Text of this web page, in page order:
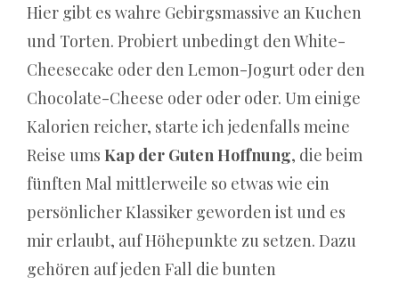
keinen
Regenbogen
über
dem
Land
von
Stumpy
McDoodles
und
seiner
Frau
Penny.
Hier gibt es wahre Gebirgsmassive an Kuchen
und Torten. Probiert unbedingt den White-
Cheesecake oder den Lemon-Jogurt oder den
Chocolate-Cheese oder oder oder. Um einige
Kalorien reicher, starte ich jedenfalls meine
Reise ums Kap der Guten Hoffnung, die beim
fünften Mal mittlerweile so etwas wie ein
persönlicher Klassiker geworden ist und es
mir erlaubt, auf Höhepunkte zu setzen. Dazu
gehören auf jeden Fall die bunten